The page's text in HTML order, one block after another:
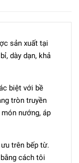
sản xuất tại
dày dạn, khả
biệt với bề
tròn truyền
nướng, áp
trên bếp từ.
cách tôi